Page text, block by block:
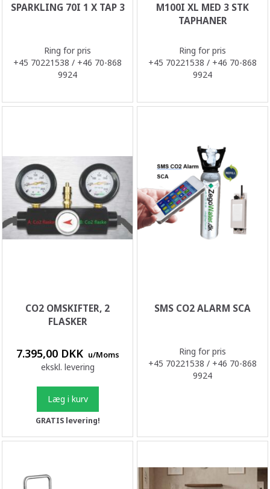
SPARKLING 70I 1 X TAP 3
Ring for pris
+45 70221538 / +46 70-868
9924
M100I XL MED 3 STK
TAPHANER
Ring for pris
+45 70221538 / +46 70-868
9924
CO2 OMSKIFTER, 2
FLASKER
7.395,00 DKK u/Moms
ekskl. levering
Læg i kurv
GRATIS levering!
SMS CO2 ALARM SCA
Ring for pris
+45 70221538 / +46 70-868
9924